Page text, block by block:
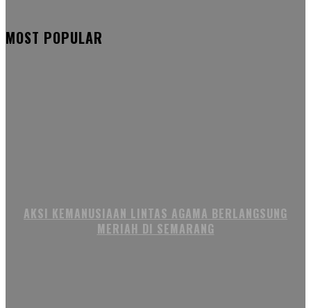
MOST POPULAR
AKSI KEMANUSIAAN LINTAS AGAMA BERLANGSUNG
MERIAH DI SEMARANG